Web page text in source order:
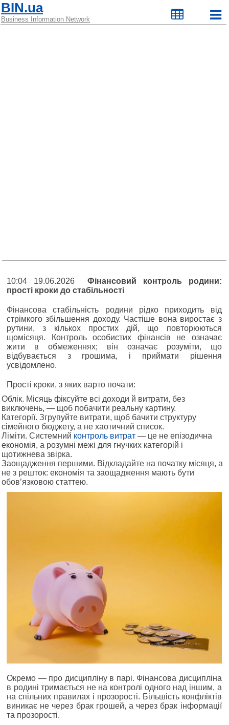
BIN.ua
Business Information Network
10:04 19.06.2026Фінансовий контроль родини:
прості кроки до стабільності
Фінансова стабільність родини рідко приходить від
стрімкого збільшення доходу. Частіше вона виростає з
рутини, з кількох простих дій, що повторюються
щомісяця. Контроль особистих фінансів не означає
жити в обмеженнях; він означає розуміти, що
відбувається з грошима, і приймати рішення
усвідомлено.
Прості кроки, з яких варто почати:
Облік. Місяць фіксуйте всі доходи й витрати, без
виключень, — щоб побачити реальну картину.
Категорії. Згрупуйте витрати, щоб бачити структуру
сімейного бюджету, а не хаотичний список.
Ліміти. Системний контроль витрат — це не епізодична
економія, а розумні межі для гнучких категорій і
щотижнева звірка.
Заощадження першими. Відкладайте на початку місяця, а
не з решток: економія та заощадження мають бути
обов’язковою статтею.
Окремо — про дисципліну в парі. Фінансова дисципліна
в родині тримається не на контролі одного над іншим, а
на спільних правилах і прозорості. Більшість конфліктів
виникає не через брак грошей, а через брак інформації
та прозорості.